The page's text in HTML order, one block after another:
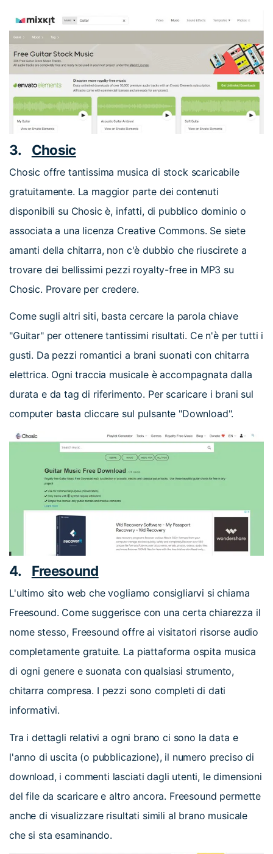
3. Chosic
Chosic offre tantissima musica di stock scaricabile
gratuitamente. La maggior parte dei contenuti
disponibili su Chosic è, infatti, di pubblico dominio o
associata a una licenza Creative Commons. Se siete
amanti della chitarra, non c'è dubbio che riuscirete a
trovare dei bellissimi pezzi royalty-free in MP3 su
Chosic. Provare per credere.
Come sugli altri siti, basta cercare la parola chiave
"Guitar" per ottenere tantissimi risultati. Ce n'è per tutti i
gusti. Da pezzi romantici a brani suonati con chitarra
elettrica. Ogni traccia musicale è accompagnata dalla
durata e da tag di riferimento. Per scaricare i brani sul
computer basta cliccare sul pulsante "Download".
4. Freesound
L'ultimo sito web che vogliamo consigliarvi si chiama
Freesound. Come suggerisce con una certa chiarezza il
nome stesso, Freesound offre ai visitatori risorse audio
completamente gratuite. La piattaforma ospita musica
di ogni genere e suonata con qualsiasi strumento,
chitarra compresa. I pezzi sono completi di dati
informativi.
Tra i dettagli relativi a ogni brano ci sono la data e
l'anno di uscita (o pubblicazione), il numero preciso di
download, i commenti lasciati dagli utenti, le dimensioni
del file da scaricare e altro ancora. Freesound permette
anche di visualizzare risultati simili al brano musicale
che si sta esaminando.